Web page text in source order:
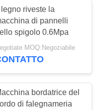
legno riveste la
di pannelli
spigolo 0.6Mpa
MOQ:Negoziabile
bordatrice del
di falegnameria